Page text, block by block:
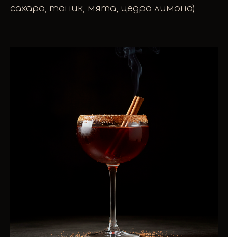
сахара, тоник, мята, цедра лимона)
Наш зал